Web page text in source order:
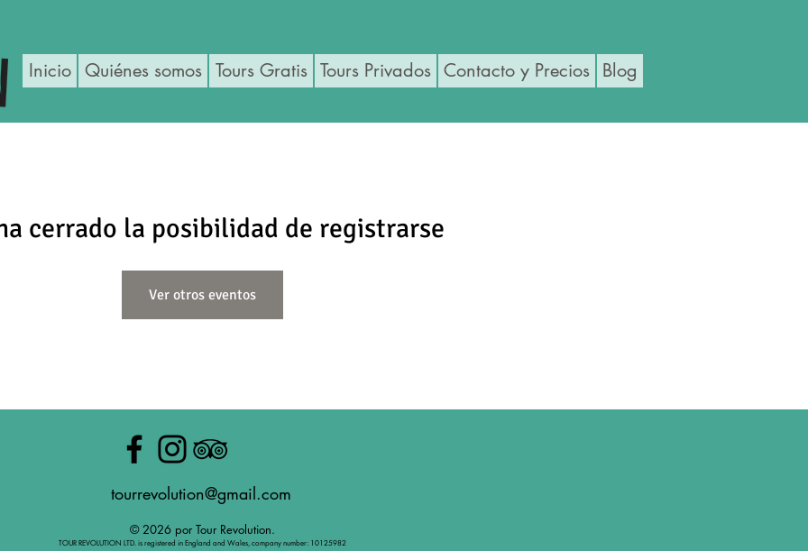
Inicio Quiénes somos Tours Gratis Tours Privados Contacto y Precios Blog
cerrado la posibilidad de registrarse
Ver otros eventos
tourrevolution@gmail.com
© 2026 por Tour Revolution.
TOUR REVOLUTION LTD. is registered in England and Wales, company number: 10125982